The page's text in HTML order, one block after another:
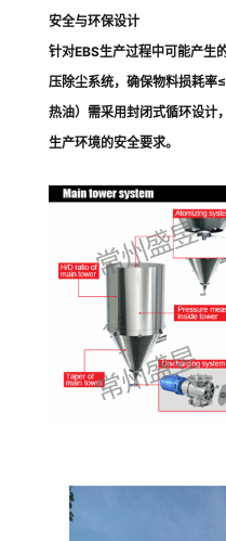
安全与环保设计
针对EBS生产过程中可能产生
压除尘系统，确保物料损耗率
热油）需采用封闭式循环设计
生产环境的安全要求。